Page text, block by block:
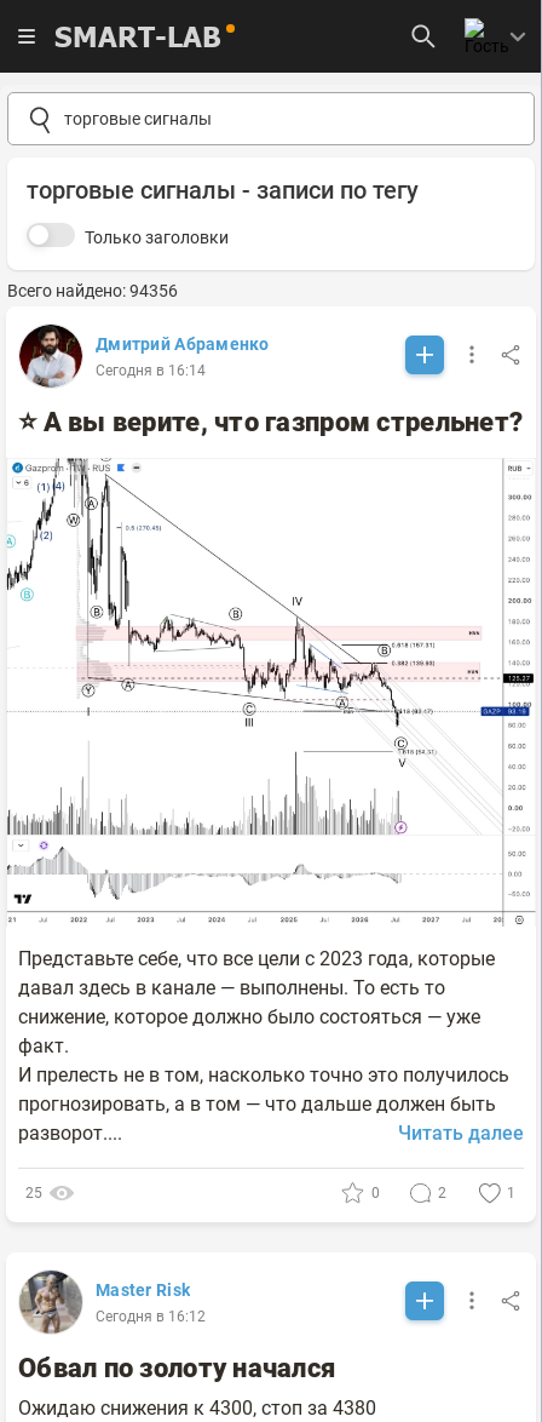
SMART-LAB
торговые сигналы - записи по тегу
Только заголовки
Всего найдено: 94356
Дмитрий Абраменко
Сегодня в 16:14
⭐️ А вы верите, что газпром стрельнет?
Представьте себе, что все цели с 2023 года, которые
давал здесь в канале — выполнены. То есть то
снижение, которое должно было состояться — уже
факт.
И прелесть не в том, насколько точно это получилось
прогнозировать, а в том — что дальше должен быть
разворот....
Читать далее
25 0 2 1
Master Risk
Сегодня в 16:12
Обвал по золоту начался
Ожидаю снижения к 4300, стоп за 4380